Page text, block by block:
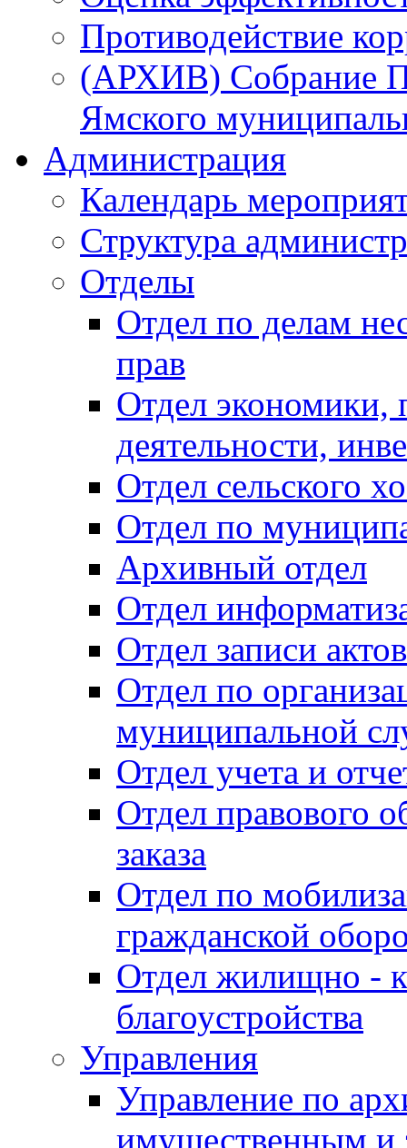
Противодействие
(АРХИВ) Собрание
Ямского
Администрация
Календарь
Структура
Отделы
Отдел по делам
прав
Отдел экономики,
деятельности,
Отдел сельского
Отдел по
Архивный отдел
Отдел
Отдел записи
Отдел по
муниципальной
Отдел учета и
Отдел правового
заказа
Отдел по
гражданской
Отдел жилищно -
благоустройства
Управления
Управление по
имущественным и